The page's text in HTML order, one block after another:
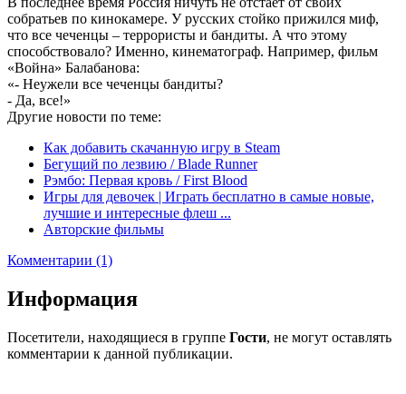
собратьев по кинокамере. У русских стойко прижился миф,
что все чеченцы – террористы и бандиты. А что этому
способствовало? Именно, кинематограф. Например, фильм
«Война» Балабанова:
«- Неужели все чеченцы бандиты?
- Да, все!»
Другие новости по теме:
Как добавить скачанную игру в Steam
Бегущий по лезвию / Blade Runner
Рэмбо: Первая кровь / First Blood
Игры для девочек | Играть бесплатно в самые новые,
лучшие и интересные флеш ...
Авторские фильмы
Комментарии (1)
Информация
Посетители, находящиеся в группе Гости, не могут оставлять
комментарии к данной публикации.